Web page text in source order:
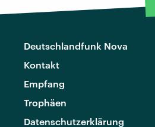
Deutschlandfunk Nova
Kontakt
Empfang
Trophäen
Datenschutzerklärung